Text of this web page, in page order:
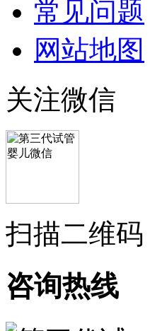
常见问题
网站地图
关注微信
扫描二维码
咨询热线